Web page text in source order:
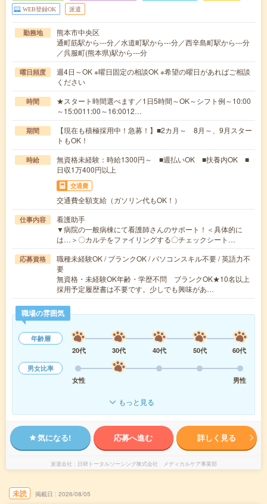
WEB登録OK 派遣
勤務地
熊本市中央区
通町筋駅から---分／水道町駅から---分／西辛島町駅から---分
／呉服町(熊本県)駅から---分
曜日頻度
週4日～OK ※曜日固定の相談OK ※希望の曜日があればご相談
ください
時間
★スタート時間選べます／1日5時間～OK～シフト例～10:00
～15:0011:00～16:0012…
期間
【現在も積極採用中！急募！】■2カ月～ 8月～、9月スター
トもOK！
時給
無資格未経験：時給1300円～ ■週払いOK ■扶養内OK ■
日収1万400円以上
交通費
交通費全額支給（ガソリン代もOK！）
仕事内容
看護助手
▼病院の一般病棟にて看護師さんのサポート！＜具体的に
は…＞〇カルテをファイリングする〇チェックシート…
応募資格
職種未経験OK / ブランクOK / パソコンスキル不要 / 英語力不
要
無資格・未経験OK年齢・学歴不問 ブランクOK★10名以上
採用予定履歴書は不要です。少しでも興味があ…
職場の雰囲気
年齢層
20代
30代 40代 50代
60代
男女比率
女性
男性
もっと見る
気になる! 応募へ進む 詳しく見る
派遣会社 日研トータルソーシング株式会社 メディカルケア事業部
未読 掲載日 2026/08/05